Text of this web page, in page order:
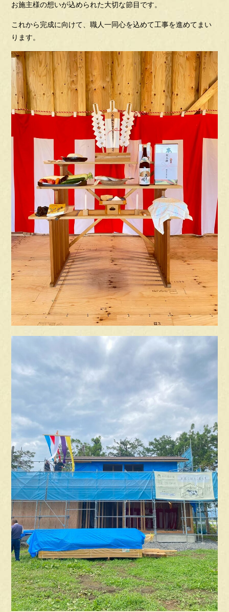
お施主様の想いが込められた大切な節目です。
これから完成に向けて、職人一同心を込めて工事を進めてまい
ります。